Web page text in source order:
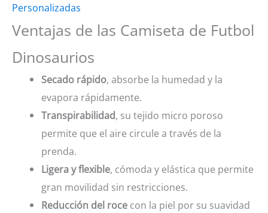
Personalizadas
Ventajas de las Camiseta de Futbol
Dinosaurios
Secado rápido, absorbe la humedad y la
evapora rápidamente.
Transpirabilidad, su tejido micro poroso
permite que el aire circule a través de la
prenda.
Ligera y flexible, cómoda y elástica que permite
gran movilidad sin restricciones.
Reducción del roce con la piel por su suavidad